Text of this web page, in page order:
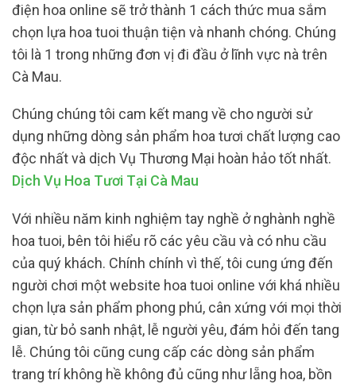
điện hoa online sẽ trở thành 1 cách thức mua sắm
chọn lựa hoa tuoi thuận tiện và nhanh chóng. Chúng
tôi là 1 trong những đơn vị đi đầu ở lĩnh vực nà trên
Cà Mau.
Chúng chúng tôi cam kết mang về cho người sử
dụng những dòng sản phẩm hoa tươi chất lượng cao
độc nhất và dịch Vụ Thương Mại hoàn hảo tốt nhất.
Dịch Vụ Hoa Tươi Tại Cà Mau
Với nhiều năm kinh nghiệm tay nghề ở nghành nghề
hoa tuoi, bên tôi hiểu rõ các yêu cầu và có nhu cầu
của quý khách. Chính chính vì thế, tôi cung ứng đến
người chơi một website hoa tuoi online với khá nhiều
chọn lựa sản phẩm phong phú, cân xứng với mọi thời
gian, từ bỏ sanh nhật, lễ người yêu, đám hỏi đến tang
lễ. Chúng tôi cũng cung cấp các dòng sản phẩm
trang trí không hề không đủ cũng như lẵng hoa, bồn